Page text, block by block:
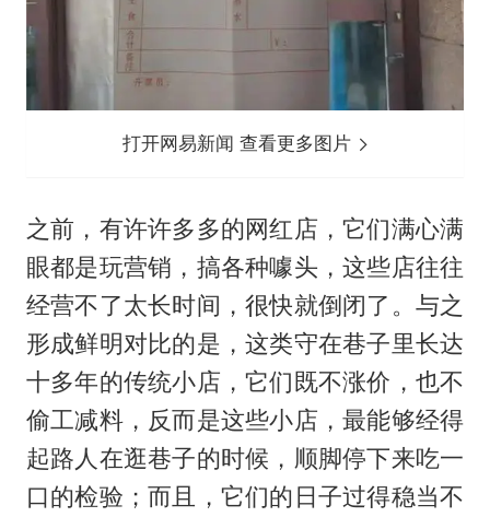
打开网易新闻 查看更多图片
之前，有许许多多的网红店，它们满心满
眼都是玩营销，搞各种噱头，这些店往往
经营不了太长时间，很快就倒闭了。与之
形成鲜明对比的是，这类守在巷子里长达
十多年的传统小店，它们既不涨价，也不
偷工减料，反而是这些小店，最能够经得
起路人在逛巷子的时候，顺脚停下来吃一
口的检验；而且，它们的日子过得稳当不